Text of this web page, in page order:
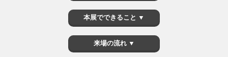
本展でできること ▼
来場の流れ ▼